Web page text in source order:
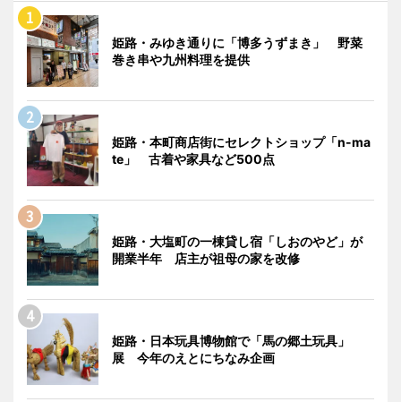
姫路・みゆき通りに「博多うずまき」 野菜
巻き串や九州料理を提供
姫路・本町商店街にセレクトショップ「n-ma
te」 古着や家具など500点
姫路・大塩町の一棟貸し宿「しおのやど」が
開業半年 店主が祖母の家を改修
姫路・日本玩具博物館で「馬の郷土玩具」
展 今年のえとにちなみ企画